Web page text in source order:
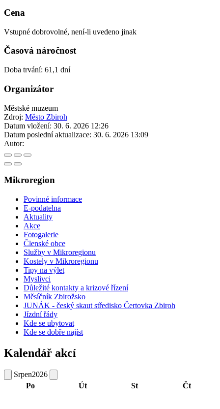
Cena
Vstupné dobrovolné, není-li uvedeno jinak
Časová náročnost
Doba trvání: 61,1 dní
Organizátor
Městské muzeum
Zdroj: Město Zbiroh
Datum vložení: 30. 6. 2026 12:26
Datum poslední aktualizace: 30. 6. 2026 13:09
Autor:
Mikroregion
Povinné informace
E-podatelna
Aktuality
Akce
Fotogalerie
Členské obce
Služby v Mikroregionu
Kostely v Mikroregionu
Tipy na výlet
Myslivci
Důležité kontakty a krizové řízení
Měsíčník Zbirožsko
JUNÁK - český skaut středisko Čertovka Zbiroh
Jízdní řády
Kde se ubytovat
Kde se dobře najíst
Kalendář akcí
Srpen2026
Po
Út St Čt